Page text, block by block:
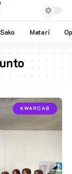
Materi
KWARCAB